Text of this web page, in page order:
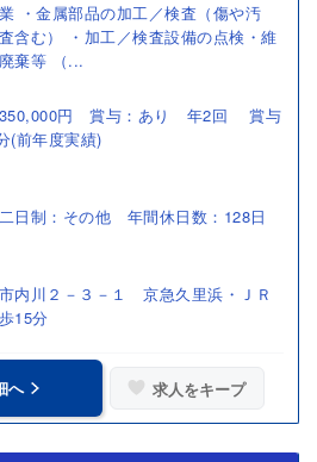
・金属部品の加工／検査（傷や汚
含む） ・加工／検査設備の点検・維
棄等 （...
350,000円 賞与：あり 年2回 賞与
(前年度実績)
日制：その他 年間休日数：128日
内川２－３－１ 京急久里浜・ＪＲ
15分
へ 求人をキープ